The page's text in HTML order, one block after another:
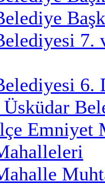
7.
6.
Üsküdar
Emniyet